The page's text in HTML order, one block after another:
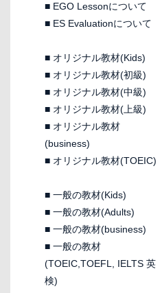
■ EGO Lessonについて
■ ES Evaluationについて
■ オリジナル教材(Kids)
■ オリジナル教材(初級)
■ オリジナル教材(中級)
■ オリジナル教材(上級)
■ オリジナル教材
(business)
■ オリジナル教材(TOEIC)
■ 一般の教材(Kids)
■ 一般の教材(Adults)
■ 一般の教材(business)
■ 一般の教材
(TOEIC,TOEFL, IELTS 英
検)